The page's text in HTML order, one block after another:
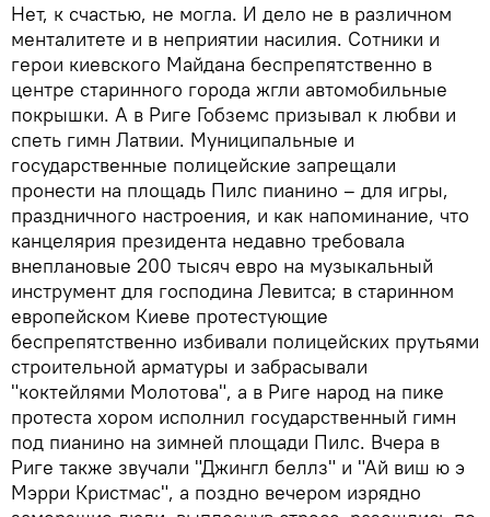
Нет, к счастью, не могла. И дело не в различном
менталитете и в неприятии насилия. Сотники и
герои киевского Майдана беспрепятственно в
центре старинного города жгли автомобильные
покрышки. А в Риге Гобземс призывал к любви и
спеть гимн Латвии. Муниципальные и
государственные полицейские запрещали
пронести на площадь Пилс пианино – для игры,
праздничного настроения, и как напоминание, что
канцелярия президента недавно требовала
внеплановые 200 тысяч евро на музыкальный
инструмент для господина Левитса; в старинном
европейском Киеве протестующие
беспрепятственно избивали полицейских прутьями
строительной арматуры и забрасывали
"коктейлями Молотова", а в Риге народ на пике
протеста хором исполнил государственный гимн
под пианино на зимней площади Пилс. Вчера в
Риге также звучали "Джингл беллз" и "Ай виш ю э
Мэрри Кристмас", а поздно вечером изрядно